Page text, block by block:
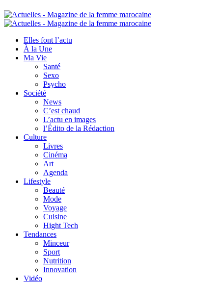
Elles font l’actu
À la Une
Ma Vie
Santé
Sexo
Psycho
Société
News
C’est chaud
L’actu en images
l’Édito de la Rédaction
Culture
Livres
Cinéma
Art
Agenda
Lifestyle
Beauté
Mode
Voyage
Cuisine
Hight Tech
Tendances
Minceur
Sport
Nutrition
Innovation
Vidéo